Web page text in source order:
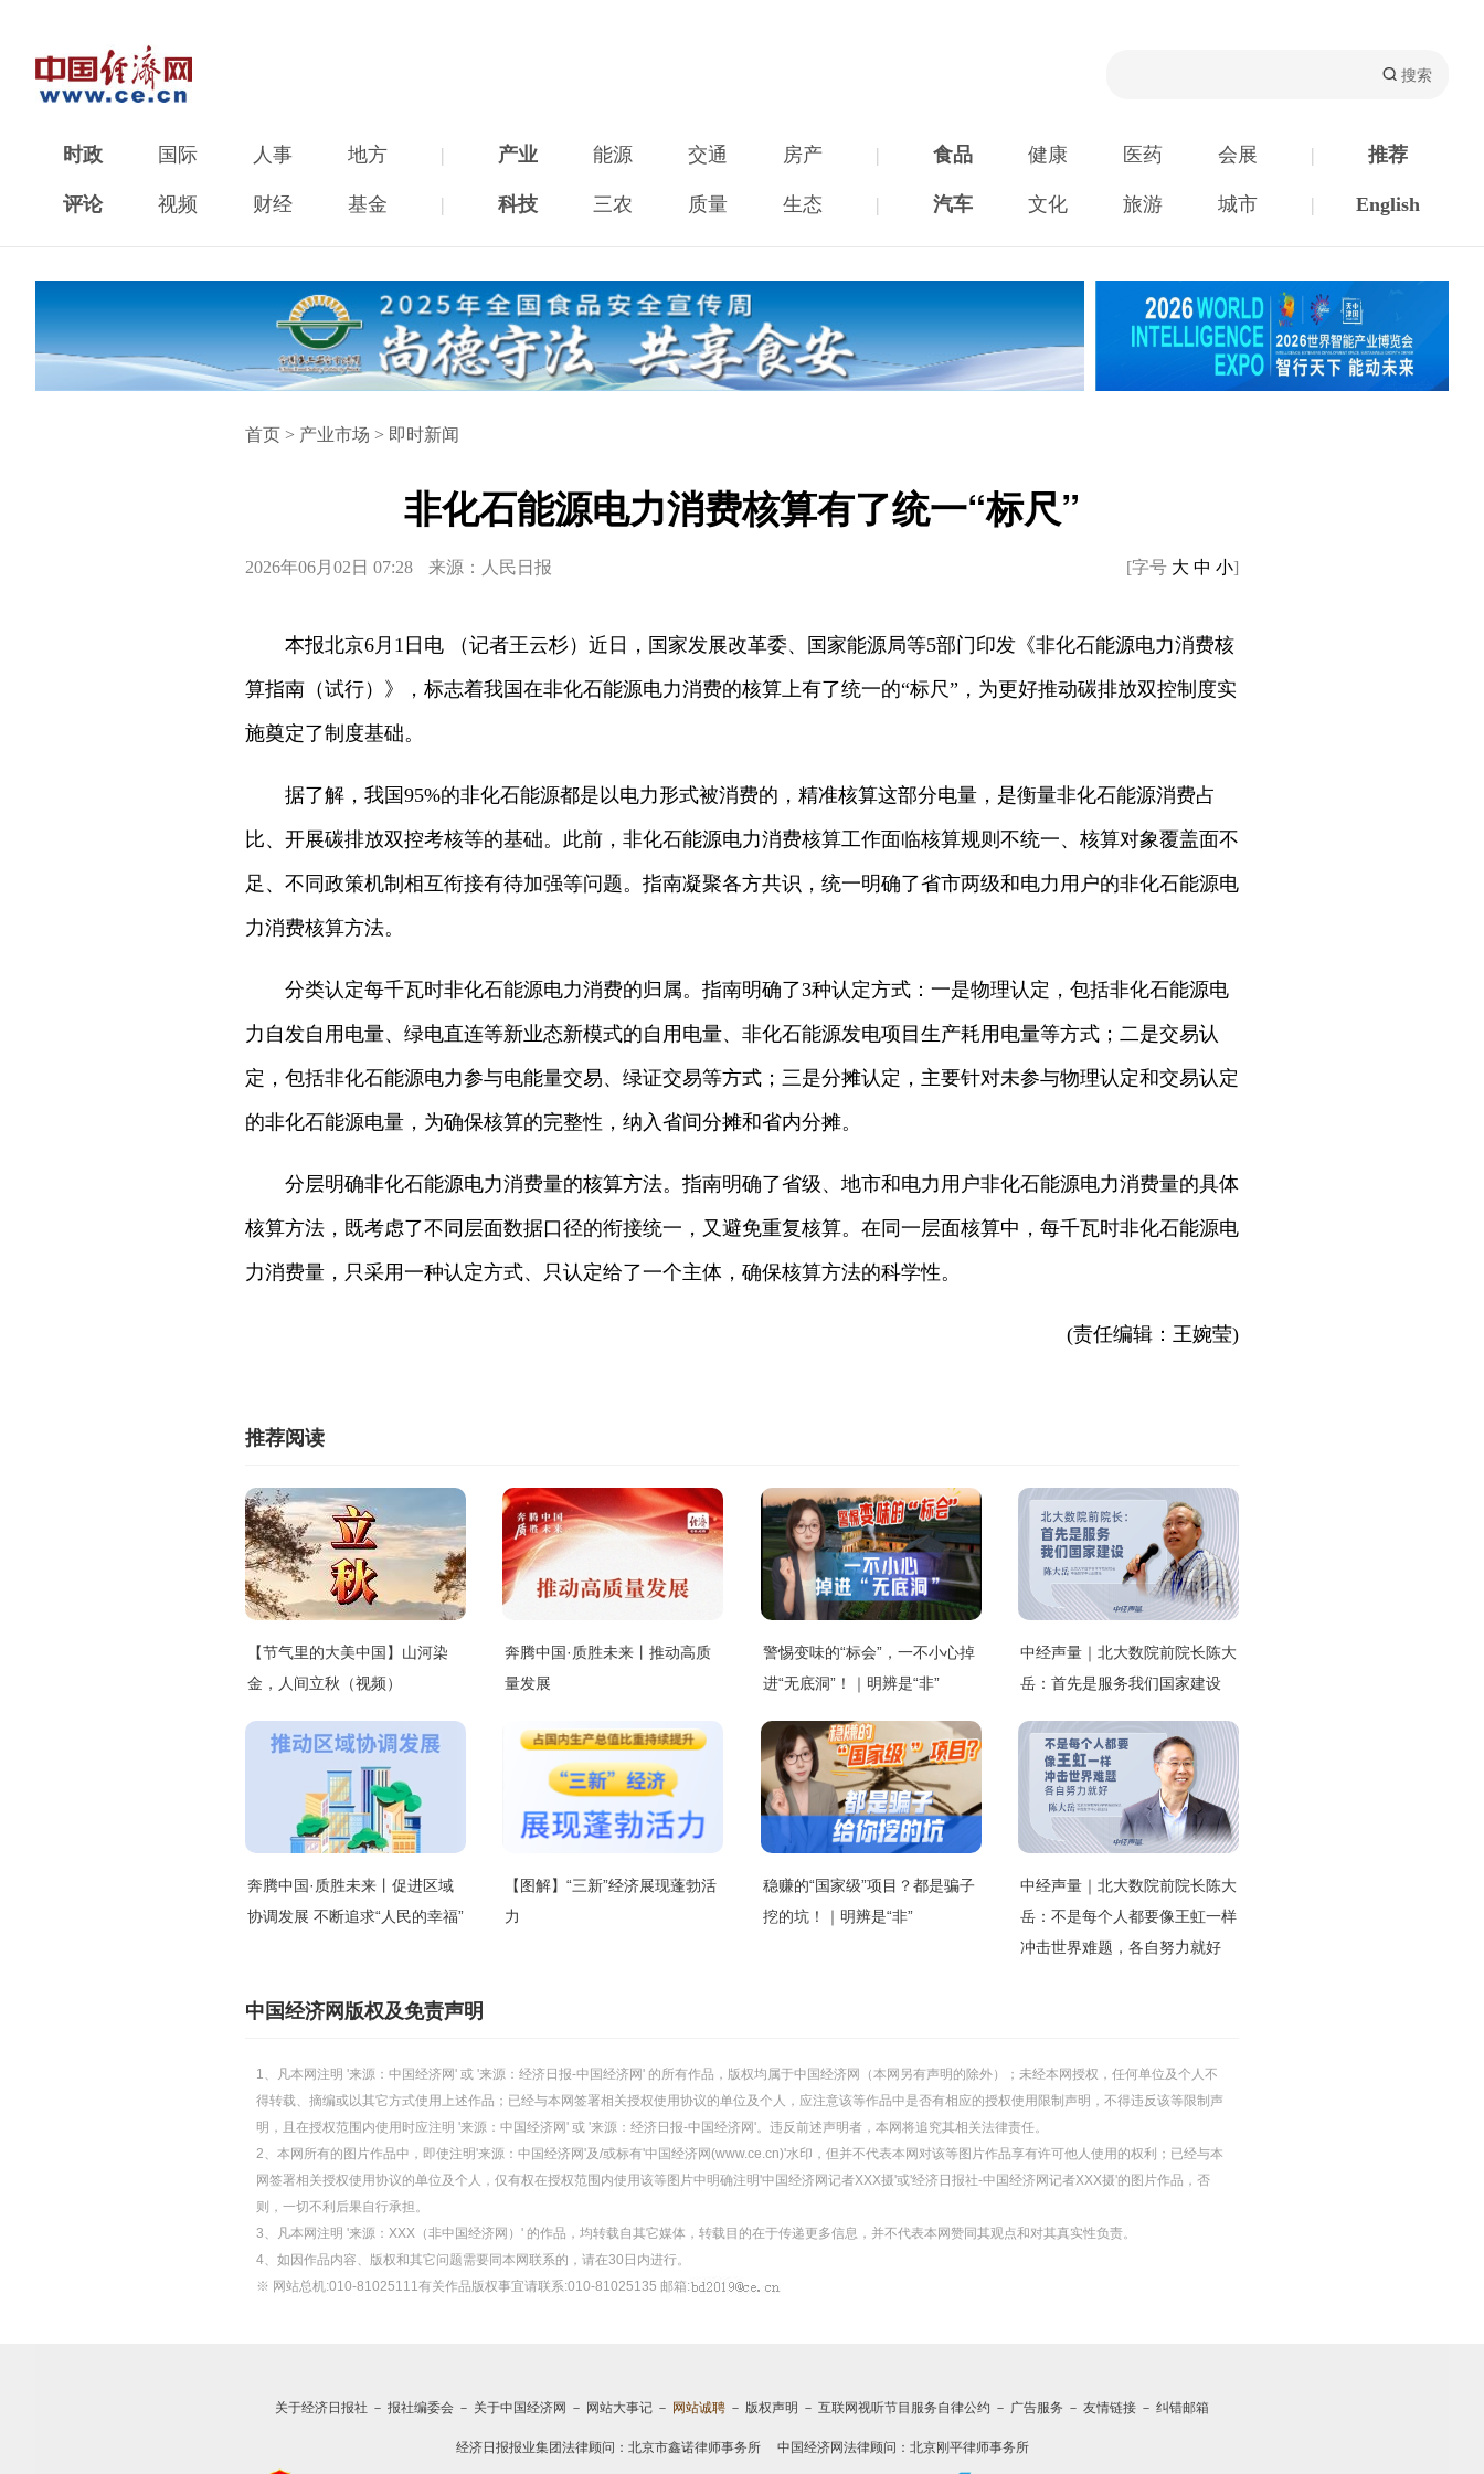
时政 国际 人事 地方 | 产业 能源 交通 房产 | 食品 健康 医药 会展 | 推荐
评论 视频 财经 基金 | 科技 三农 质量 生态 | 汽车 文化 旅游 城市 | English
首页 > 产业市场 > 即时新闻
非化石能源电力消费核算有了统一“标尺”
2026年06月02日 07:28 来源：人民日报 [字号 大 中 小]
本报北京6月1日电 （记者王云杉）近日，国家发展改革委、国家能源局等5部门印发《非化石能源电力消费核
算指南（试行）》，标志着我国在非化石能源电力消费的核算上有了统一的“标尺”，为更好推动碳排放双控制度实
施奠定了制度基础。
据了解，我国95%的非化石能源都是以电力形式被消费的，精准核算这部分电量，是衡量非化石能源消费占
比、开展碳排放双控考核等的基础。此前，非化石能源电力消费核算工作面临核算规则不统一、核算对象覆盖面不
足、不同政策机制相互衔接有待加强等问题。指南凝聚各方共识，统一明确了省市两级和电力用户的非化石能源电
力消费核算方法。
分类认定每千瓦时非化石能源电力消费的归属。指南明确了3种认定方式：一是物理认定，包括非化石能源电
力自发自用电量、绿电直连等新业态新模式的自用电量、非化石能源发电项目生产耗用电量等方式；二是交易认
定，包括非化石能源电力参与电能量交易、绿证交易等方式；三是分摊认定，主要针对未参与物理认定和交易认定
的非化石能源电量，为确保核算的完整性，纳入省间分摊和省内分摊。
分层明确非化石能源电力消费量的核算方法。指南明确了省级、地市和电力用户非化石能源电力消费量的具体
核算方法，既考虑了不同层面数据口径的衔接统一，又避免重复核算。在同一层面核算中，每千瓦时非化石能源电
力消费量，只采用一种认定方式、只认定给了一个主体，确保核算方法的科学性。
(责任编辑：王婉莹)
推荐阅读
【节气里的大美中国】山河染
金，人间立秋（视频）
奔腾中国·质胜未来丨推动高质
量发展
警惕变味的“标会”，一不小心掉
进“无底洞”！｜明辨是“非”
中经声量｜北大数院前院长陈大
岳：首先是服务我们国家建设
奔腾中国·质胜未来丨促进区域
协调发展 不断追求“人民的幸福”
【图解】“三新”经济展现蓬勃活
力
稳赚的“国家级”项目？都是骗子
挖的坑！｜明辨是“非”
中经声量｜北大数院前院长陈大
岳：不是每个人都要像王虹一样
冲击世界难题，各自努力就好
中国经济网版权及免责声明
1、凡本网注明 '来源：中国经济网' 或 '来源：经济日报-中国经济网' 的所有作品，版权均属于中国经济网（本网另有声明的除外）；未经本网授权，任何单位及个人不
得转载、摘编或以其它方式使用上述作品；已经与本网签署相关授权使用协议的单位及个人，应注意该等作品中是否有相应的授权使用限制声明，不得违反该等限制声
明，且在授权范围内使用时应注明 '来源：中国经济网' 或 '来源：经济日报-中国经济网'。违反前述声明者，本网将追究其相关法律责任。
2、本网所有的图片作品中，即使注明'来源：中国经济网'及/或标有'中国经济网(www.ce.cn)'水印，但并不代表本网对该等图片作品享有许可他人使用的权利；已经与本
网签署相关授权使用协议的单位及个人，仅有权在授权范围内使用该等图片中明确注明'中国经济网记者XXX摄'或'经济日报社-中国经济网记者XXX摄'的图片作品，否
则，一切不利后果自行承担。
3、凡本网注明 '来源：XXX（非中国经济网）' 的作品，均转载自其它媒体，转载目的在于传递更多信息，并不代表本网赞同其观点和对其真实性负责。
4、如因作品内容、版权和其它问题需要同本网联系的，请在30日内进行。
※ 网站总机:010-81025111有关作品版权事宜请联系:010-81025135 邮箱:
关于经济日报社 － 报社编委会 － 关于中国经济网 － 网站大事记 － 网站诚聘 － 版权声明 － 互联网视听节目服务自律公约 － 广告服务 － 友情链接 － 纠错邮箱
经济日报报业集团法律顾问： 北京市鑫诺律师事务所中国经济网法律顾问：北京刚平律师事务所